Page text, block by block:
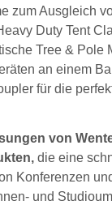
zum Ausgleich
Duty Tent
Tree & Pole
an einem
für die
von
die eine
Konferenzen
und